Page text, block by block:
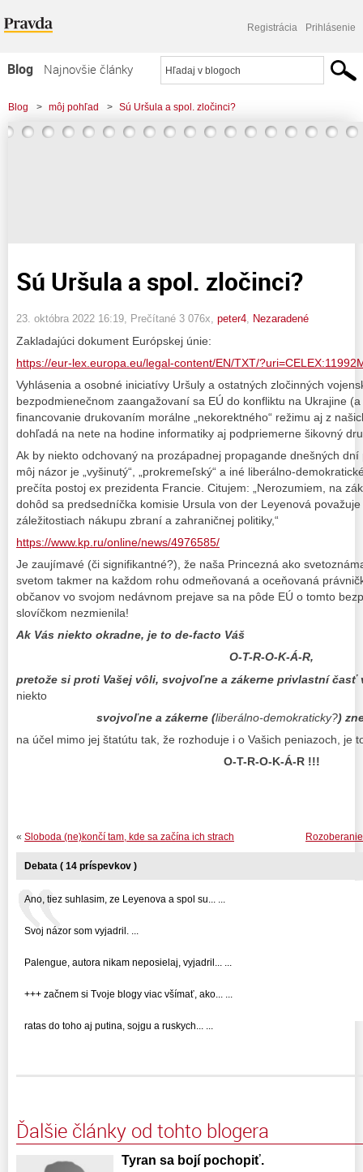
Registrácia Prihlásenie
Blog
Najnovšie články
Najčítanejšie články
Najkomentovanejšie články
Blog > môj pohľad > Sú Uršula a spol. zločinci?
Sú Uršula a spol. zločinci?
23. októbra 2022 16:19 , Prečítané 3 076x, peter4 Nezaradené
Zakladajúci dokument Európskej únie:
https://eur-lex.europa.eu/legal-content/EN/TXT/
Vyhlásenia a osobné iniciatívy Uršuly a ostatných zločinných
bezpodmienečnom zaangažovaní sa EÚ do konfliktu na Ukrajine
financovanie drukovaním morálne „nekorektného“ režimu aj z
dohľadá na nete na hodine informatiky aj podpriemerne šikovný
Ak by niekto odchovaný na prozápadnej propagande dnešných
môj názor je „vyšinutý“, „prokremeľský“ a iné liberálno-
prečíta postoj ex prezidenta Francie. Citujem: „Nerozumiem, na
dohôd sa predsedníčka komisie Ursula von der Leyenová
záležitostiach nákupu zbraní a zahraničnej politiky,“
https://www.kp.ru/online/news/4976585/
Je zaujímavé (či signifikantné?), že naša Princezná ako
svetom takmer na každom rohu odmeňovaná a oceňovaná
občanov vo svojom nedávnom prejave sa na pôde EÚ o tomto
slovíčkom nezmienila!
Ak Vás niekto okradne, je to de-facto Váš
O-T-R-O-K-Á-R,
pretože si proti Vašej vôli, svojvoľne a zákerne privlastní časť
niekto
svojvoľne a zákerne (liberálno-demokraticky?)
na účel mimo jej štatútu tak, že rozhoduje i o Vašich peniazoch, je
O-T-R-O-K-Á-R !!!
« Sloboda (ne)končí tam, kde sa začína ich strach
Debata ( 14 príspevkov )
Ano, tiez suhlasim, ze Leyenova a spol su... ...
Svoj názor som vyjadril. ...
Palengue, autora nikam neposielaj, vyjadril... ...
+++ začnem si Tvoje blogy viac všímať, ako... ...
ratas do toho aj putina, sojgu a ruskych... ...
Ďalšie články od tohto blogera
Tyran sa bojí pochopiť.